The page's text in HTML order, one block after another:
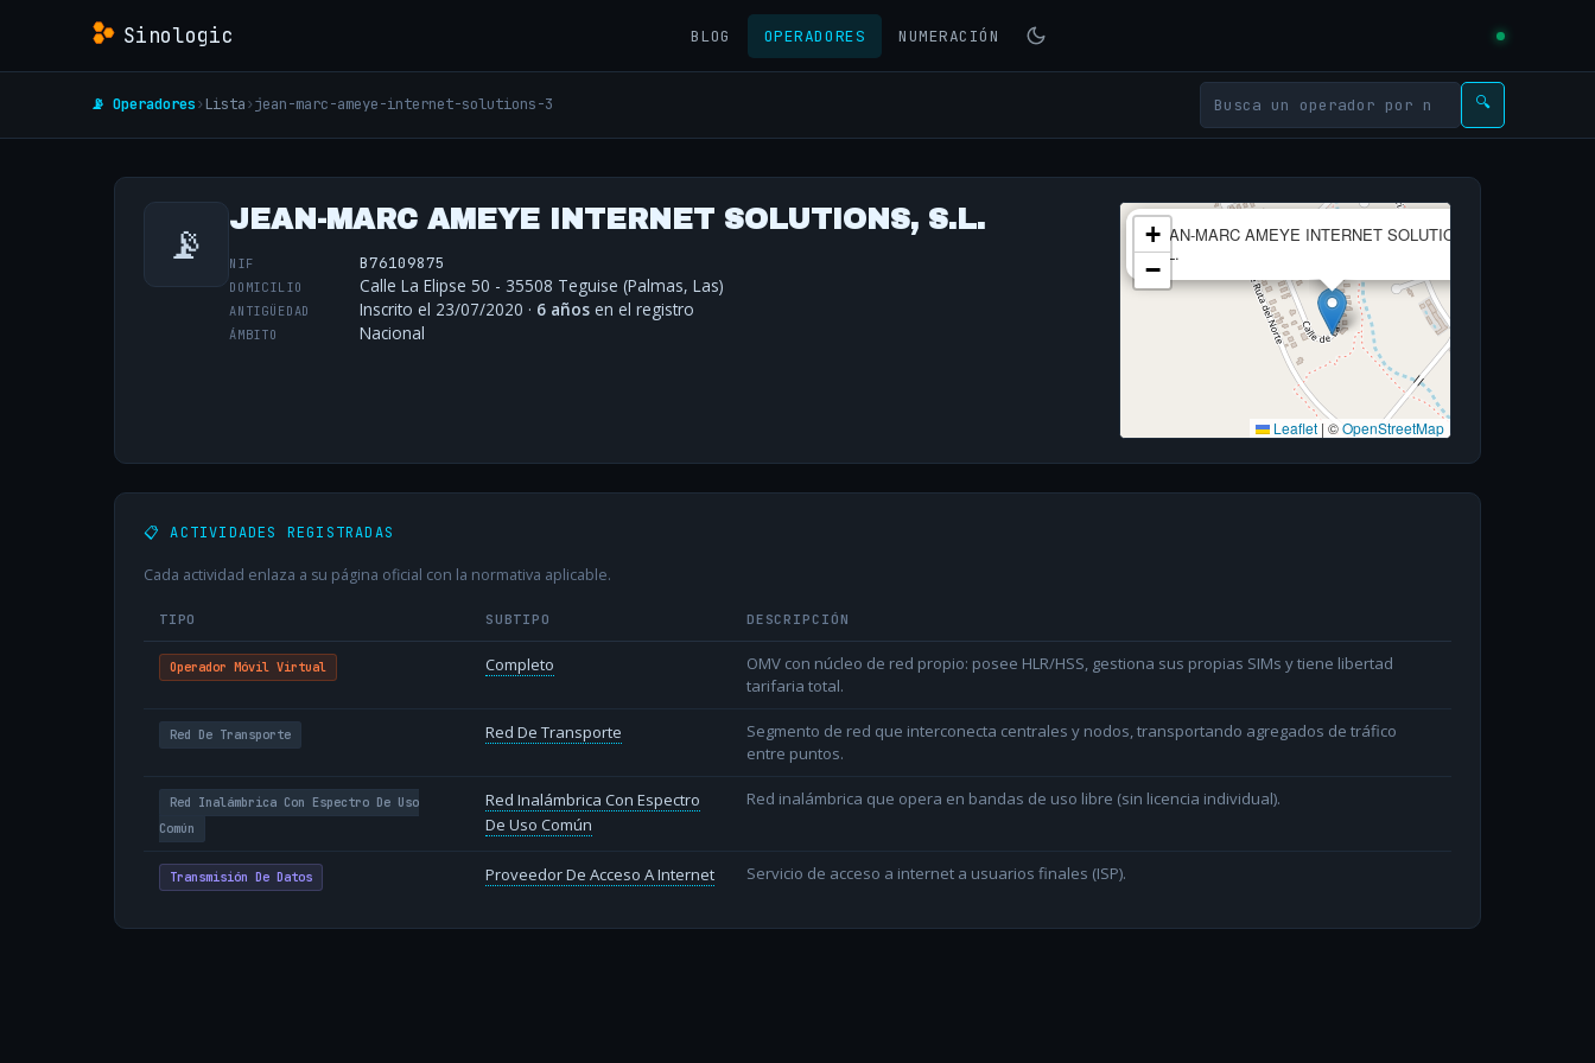
Sinologic BLOG OPERADORES NUMERACIÓN
📡 Operadores› Lista›jean-marc-ameye-internet-solutions-3 🔍
📡 JEAN-MARC AMEYE INTERNET SOLUTIONS, S.L.
NIF B76109875
DOMICILIO Calle La Elipse 50 - 35508 Teguise (Palmas, Las)
ANTIGÜEDAD Inscrito el 23/07/2020 · 6 años en el registro
ÁMBITO Nacional
JEAN-MARC AMEYE INTERNET SOLUTIONS,
S.L.
+
−
Leaflet | ©OpenStreetMap
📋 ACTIVIDADES REGISTRADAS
Cada actividad enlaza a su página oficial con la normativa aplicable.
TIPO SUBTIPO DESCRIPCIÓN
Operador Móvil Virtual Completo
OMV con núcleo de red propio: posee HLR/HSS, gestiona sus propias SIMs y tiene libertad
tarifaria total.
Red De Transporte Red De Transporte
Segmento de red que interconecta centrales y nodos, transportando agregados de tráfico
entre puntos.
Red Inalámbrica Con Espectro De Uso
Común
Red Inalámbrica Con Espectro
De Uso Común
Red inalámbrica que opera en bandas de uso libre (sin licencia individual).
Transmisión De Datos Proveedor De Acceso A Internet Servicio de acceso a internet a usuarios finales (ISP).